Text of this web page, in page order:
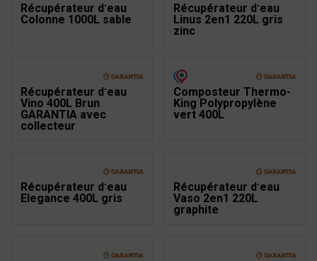
Récupérateur d'eau
Colonne 1000L sable
Récupérateur d'eau
Linus 2en1 220L gris
zinc
Récupérateur d'eau
Vino 400L Brun
GARANTIA avec
collecteur
Composteur Thermo-
King Polypropylène
vert 400L
Récupérateur d'eau
Elegance 400L gris
Récupérateur d'eau
Vaso 2en1 220L
graphite